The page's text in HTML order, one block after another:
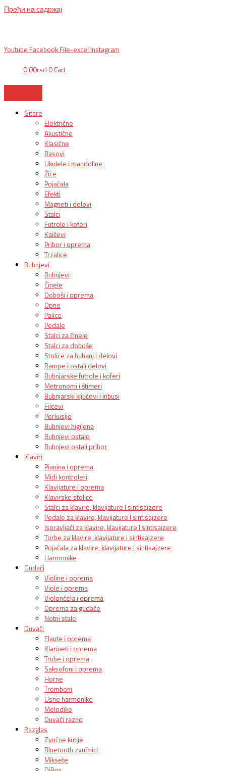
Пређи на садржај
Youtube Facebook File-excel Instagram
0,00rsd 0 Cart
Gitare
Električne
Akustične
Klasične
Basovi
Ukulele i mandoline
Žice
Pojačala
Efekti
Magneti i delovi
Stalci
Futrole i koferi
Kaiševi
Pribor i oprema
Trzalice
Bubnjevi
Bubnjevi
Činele
Doboši i oprema
Opne
Palice
Pedale
Stalci za činele
Stalci za doboše
Stolice za bubanj i delovi
Rampe i ostali delovi
Bubnjarske futrole i koferi
Metronomi i štimeri
Bubnjarski ključevi i inbusi
Filcevi
Perkusije
Bubnjevi higijena
Bubnjevi ostalo
Bubnjevi ostali pribor
Klaviri
Pianina i oprema
Midi kontroleri
Klavijature i oprema
Klavirske stolice
Stalci za klavire, klavijature I sintisajzere
Pedale za klavire, klavijature I sintisajzere
Ispravljači za klavire, klavijature I sintisajzere
Torbe za klavire, klavijature I sintisajzere
Pojačala za klavire, klavijature I sintisajzere
Harmonike
Gudači
Violine i oprema
Viole i oprema
Violončela i oprema
Oprema za gudače
Notni stalci
Duvači
Flaute i oprema
Klarineti i oprema
Trube i oprema
Saksofoni i oprema
Horne
Tromboni
Usne harmonike
Melodike
Duvači razno
Razglas
Zvučne kutije
Bluetooth zvučnici
Miksete